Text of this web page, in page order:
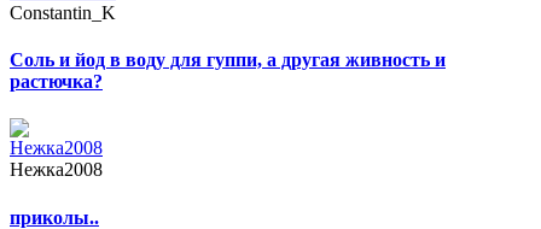
Constantin_K
Соль и йод в воду для гуппи, а другая живность и
растючка?
Нежка2008
приколы..